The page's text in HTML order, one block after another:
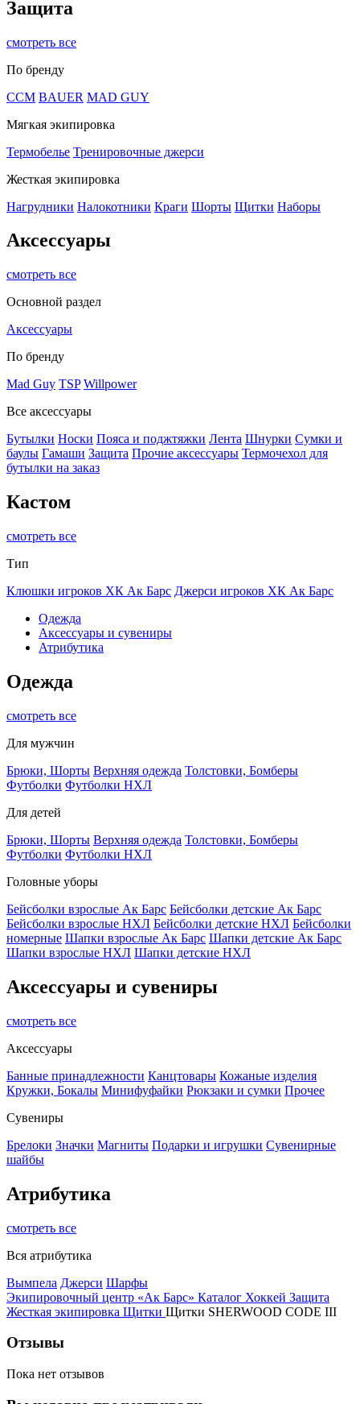
Защита
смотреть все
По бренду
CCM BAUER MAD GUY
Мягкая экипировка
Термобелье Тренировочные джерси
Жесткая экипировка
Нагрудники Налокотники Краги Шорты Щитки Наборы
Аксессуары
смотреть все
Основной раздел
Аксессуары
По бренду
Mad Guy TSP Willpower
Все аксессуары
Бутылки Носки Пояса и поджтяжки Лента Шнурки Сумки и
баулы Гамаши Защита Прочие аксессуары Термочехол для
бутылки на заказ
Кастом
смотреть все
Тип
Клюшки игроков ХК Ак Барс Джерси игроков ХК Ак Барс
Одежда
Аксессуары и сувениры
Атрибутика
Одежда
смотреть все
Для мужчин
Брюки, Шорты Верхняя одежда Толстовки, Бомберы
Футболки Футболки НХЛ
Для детей
Брюки, Шорты Верхняя одежда Толстовки, Бомберы
Футболки Футболки НХЛ
Головные уборы
Бейсболки взрослые Ак Барс Бейсболки детские Ак Барс
Бейсболки взрослые НХЛ Бейсболки детские НХЛ Бейсболки
номерные Шапки взрослые Ак Барс Шапки детские Ак Барс
Шапки взрослые НХЛ Шапки детские НХЛ
Аксессуары и сувениры
смотреть все
Аксессуары
Банные принадлежности Канцтовары Кожаные изделия
Кружки, Бокалы Минифуфайки Рюкзаки и сумки Прочее
Сувениры
Брелоки Значки Магниты Подарки и игрушки Сувенирные
шайбы
Атрибутика
смотреть все
Вся атрибутика
Вымпела Джерси Шарфы
Экипировочный центр «Ак Барс» Каталог Хоккей Защита
Жесткая экипировка Щитки Щитки SHERWOOD CODE III
Отзывы
Пока нет отзывов